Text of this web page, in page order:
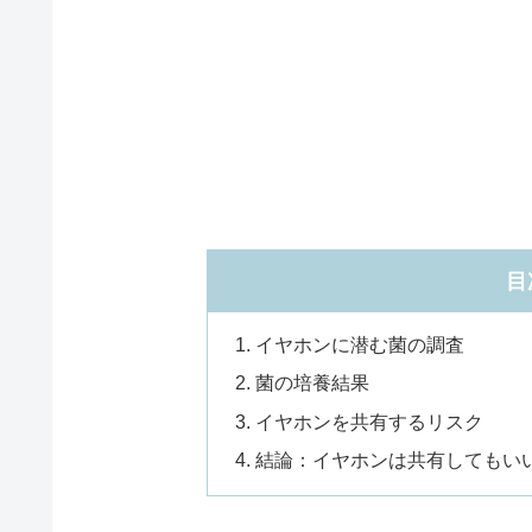
イヤホンに潜む菌の調査
菌の培養結果
イヤホンを共有するリスク
結論：イヤホンは共有してもい